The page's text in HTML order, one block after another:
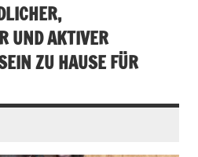
UND AKTIVER
ZU HAUSE FÜR